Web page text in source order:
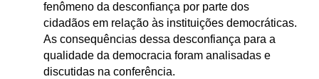
fenômeno da desconfiança por parte dos
cidadãos em relação às instituições democráticas.
As consequências dessa desconfiança para a
qualidade da democracia foram analisadas e
discutidas na conferência.